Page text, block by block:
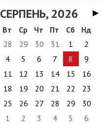
СЕРПЕНЬ, 2026
▶
Вт Ср Чт Пт Сб
Нд
28 29 30 31 1
2
4 5 6 7 8
9
11 12 13 14 15
16
18 19 20 21 22
23
25 26 27 28 29
30
1 2 3 4 5 6